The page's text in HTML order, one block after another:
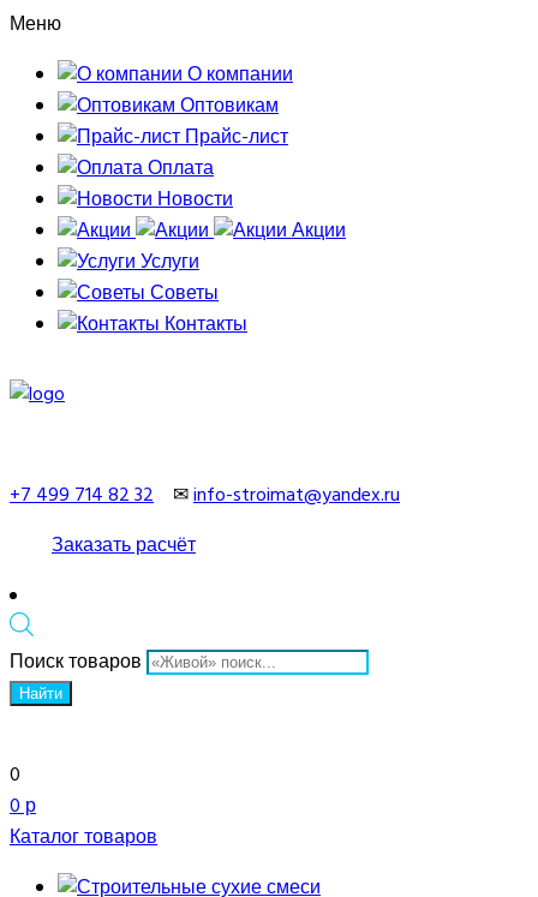
Меню
О компании
Оптовикам
Прайс-лист
Оплата
Новости
Акции
Услуги
Советы
Контакты
+7 499 714 82 32 ✉info-stroimat@yandex.ru
Заказать расчёт
Поиск товаров
Найти
0
0 р
Каталог товаров